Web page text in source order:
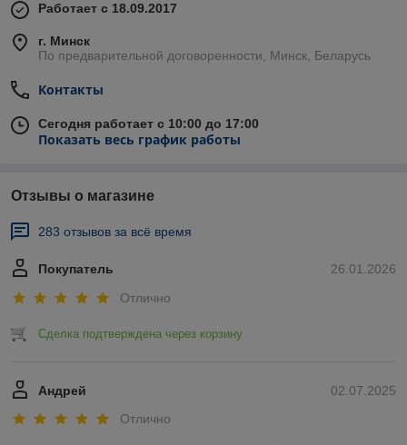
Работает с 18.09.2017
г. Минск
По предварительной договоренности, Минск, Беларусь
Контакты
Сегодня работает с 10:00 до 17:00
Показать весь график работы
Отзывы о магазине
283 отзывов за всё время
26.01.2026
Покупатель
Отлично
Сделка подтверждена через корзину
02.07.2025
Андрей
Отлично